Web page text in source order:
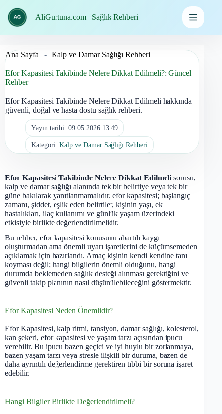
geç
AliGurtuna.com | Sağlık Rehberi
Ana Sayfa - Kalp ve Damar Sağlığı Rehberi
Efor Kapasitesi Takibinde Nelere Dikkat Edilmeli?: Güncel
Rehber
Efor Kapasitesi Takibinde Nelere Dikkat Edilmeli hakkında
güvenli, doğal ve hasta dostu sağlık rehberi.
Yayın tarihi: 09.05.2026 13:49
Kategori: Kalp ve Damar Sağlığı Rehberi
Efor Kapasitesi Takibinde Nelere Dikkat Edilmeli sorusu,
kalp ve damar sağlığı alanında tek bir belirtiye veya tek bir
güne bakılarak yanıtlanmamalıdır. efor kapasitesi; başlangıç
zamanı, şiddet, eşlik eden belirtiler, kişinin yaşı, ek
hastalıkları, ilaç kullanımı ve günlük yaşam üzerindeki
etkisiyle birlikte değerlendirilmelidir.
Bu rehber, efor kapasitesi konusunu abartılı kaygı
oluşturmadan ama önemli uyarı işaretlerini de küçümsemeden
açıklamak için hazırlandı. Amaç kişinin kendi kendine tanı
koyması değil; hangi bilgilerin önemli olduğunu, hangi
durumda beklemeden sağlık desteği alınması gerektiğini ve
güvenli takip planının nasıl düşünülebileceğini göstermektir.
Efor Kapasitesi Neden Önemlidir?
Efor Kapasitesi, kalp ritmi, tansiyon, damar sağlığı, kolesterol,
kan şekeri, efor kapasitesi ve yaşam tarzı açısından ipucu
verebilir. Bu ipucu bazen geçici ve iyi huylu bir zorlanmaya,
bazen yaşam tarzı veya stresle ilişkili bir duruma, bazen de
daha ayrıntılı değerlendirme gerektiren tıbbi bir soruna işaret
edebilir.
Hangi Bilgiler Birlikte Değerlendirilmeli?